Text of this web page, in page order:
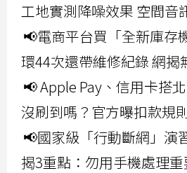
工地實測降噪效果 空間音
📢電商平台買「全新庫存
環44次還帶維修紀錄 網揭
📢 Apple Pay、信用卡搭
沒刷到嗎？官方曝扣款規
📢國家級「行動斷網」演
揭3重點：勿用手機處理